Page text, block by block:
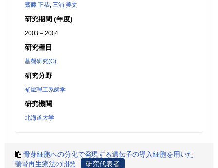
齋藤 正恭, 三浦 美文
研究期間 (年度)
2003 – 2004
研究種目
基盤研究(C)
研究分野
補綴理工系歯学
研究機関
北海道大学
骨芽細胞への分化で発現する遺伝子の導入細胞を用いた
顎骨再生療法の開発
研究代表者